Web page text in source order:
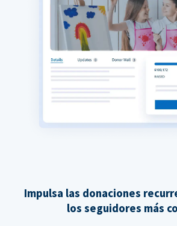
Impulsa las donaciones
los seguidores más